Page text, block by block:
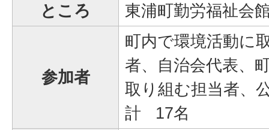
ところ
東浦町勤労福祉会
参加者
町内で環境活動に
者、自治会代表、
取り組む担当者、
計 17名